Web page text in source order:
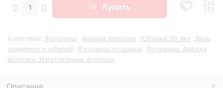
Купить
Категории: Фотозоны Аренда фотозон Юбилей 50 лет
День
рождения и юбилей
Фотозоны из шаров
Фотозоны. Аренда
фотозон. Изготовление фотозон